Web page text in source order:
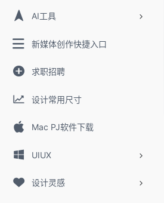
AI工具
新媒体创作快捷入口
求职招聘
设计常用尺寸
Mac PJ软件下载
UIUX
设计灵感